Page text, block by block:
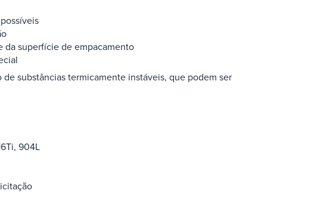
da superfície de empacamento
substâncias termicamente instáveis, que podem ser
904L